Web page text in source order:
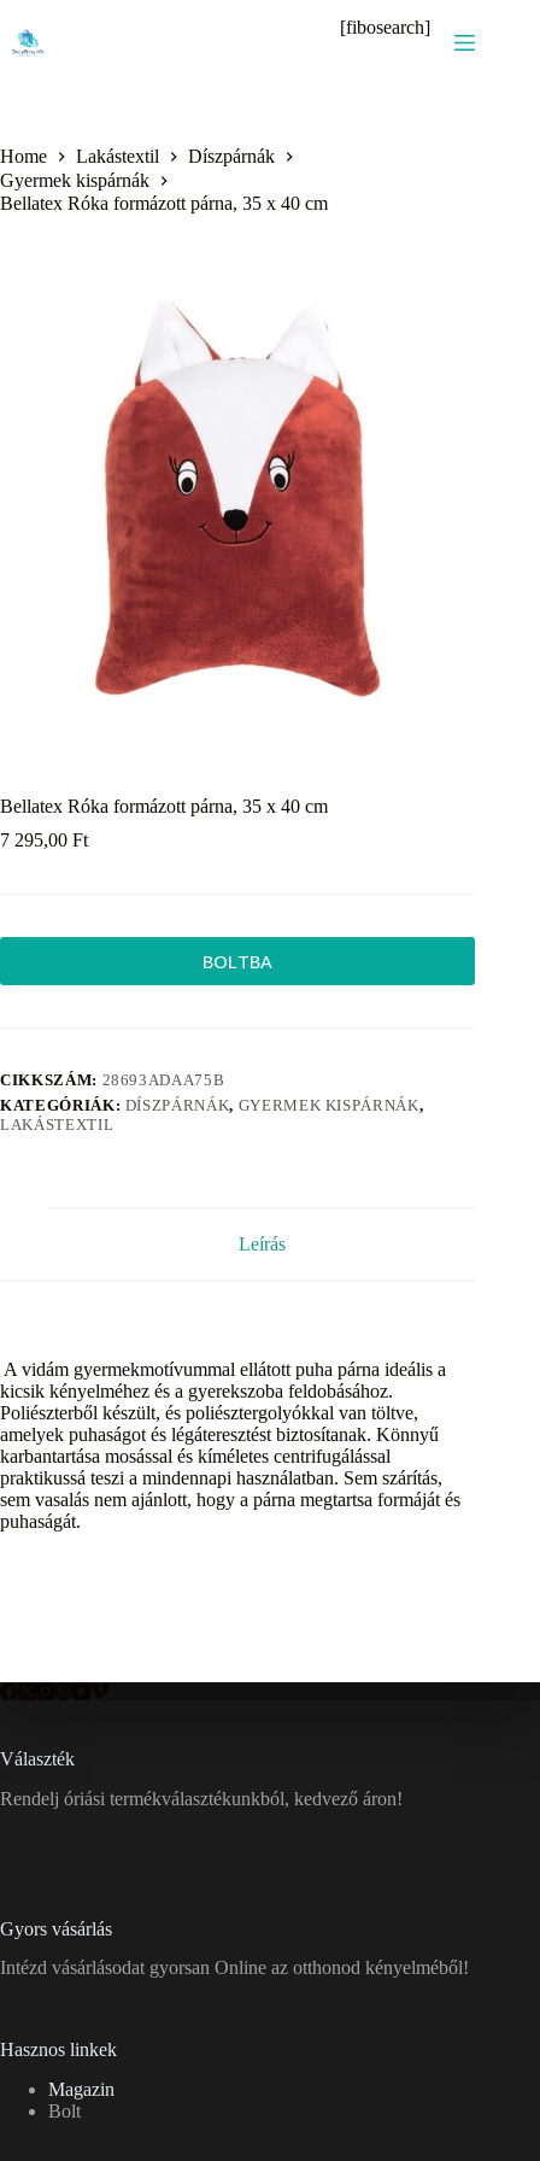
content
[fibosearch]
Home Lakástextil
Díszpárnák
Gyermek kispárnák
Bellatex Róka formázott párna, 35 x 40 cm
Bellatex Róka formázott párna, 35 x 40 cm
7 295,00 Ft
BOLTBA
CIKKSZÁM: 28693ADAA75B
KATEGÓRIÁK: DÍSZPÁRNÁK, GYERMEK KISPÁRNÁK,
LAKÁSTEXTIL
Leírás
A vidám gyermekmotívummal ellátott puha párna ideális a
kicsik kényelméhez és a gyerekszoba feldobásához.
Poliészterből készült, és poliésztergolyókkal van töltve,
amelyek puhaságot és légáteresztést biztosítanak. Könnyű
karbantartása mosással és kíméletes centrifugálással
praktikussá teszi a mindennapi használatban. Sem szárítás,
sem vasalás nem ajánlott, hogy a párna megtartsa formáját és
puhaságát.
Választék
Rendelj óriási termékválasztékunkból, kedvező áron!
Gyors vásárlás
Intézd vásárlásodat gyorsan Online az otthonod kényelméből!
Hasznos linkek
Magazin
Bolt